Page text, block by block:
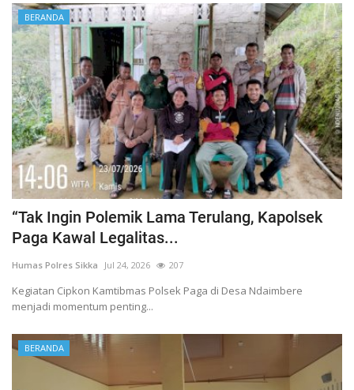
BERANDA
“Tak Ingin Polemik Lama Terulang, Kapolsek
Paga Kawal Legalitas...
Humas Polres Sikka Jul 24, 2026 207
Kegiatan Cipkon Kamtibmas Polsek Paga di Desa Ndaimbere
menjadi momentum penting...
BERANDA